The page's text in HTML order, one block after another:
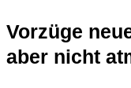
Vorzüge
aber nicht